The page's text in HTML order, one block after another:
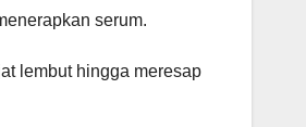
serum.
lembut hingga meresap